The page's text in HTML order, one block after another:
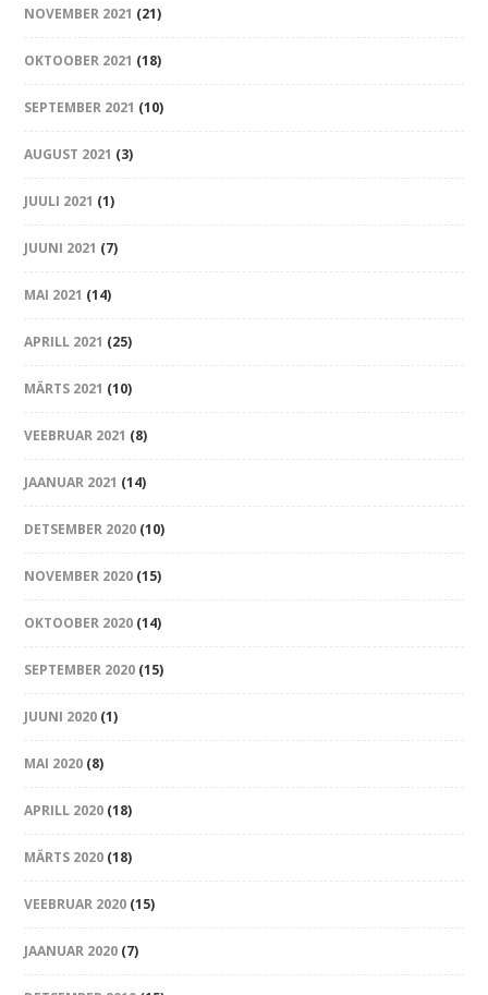
NOVEMBER 2021 (21)
OKTOOBER 2021 (18)
SEPTEMBER 2021 (10)
AUGUST 2021 (3)
JUULI 2021 (1)
JUUNI 2021 (7)
MAI 2021 (14)
APRILL 2021 (25)
MÄRTS 2021 (10)
VEEBRUAR 2021 (8)
JAANUAR 2021 (14)
DETSEMBER 2020 (10)
NOVEMBER 2020 (15)
OKTOOBER 2020 (14)
SEPTEMBER 2020 (15)
JUUNI 2020 (1)
MAI 2020 (8)
APRILL 2020 (18)
MÄRTS 2020 (18)
VEEBRUAR 2020 (15)
JAANUAR 2020 (7)